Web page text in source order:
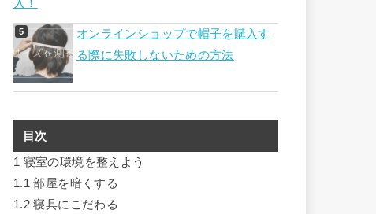
入！
オンラインショップで帽子を購入す
る際に失敗しないための方法
目次
1 寝室の環境を整えよう
1.1 部屋を暗くする
1.2 寝具にこだわる